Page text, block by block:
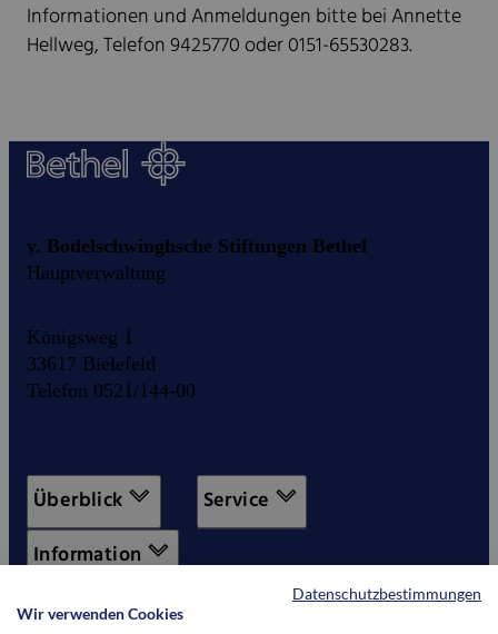
Informationen und Anmeldungen bitte bei Annette
Hellweg, Telefon 9425770 oder 0151-65530283.
v. Bodelschwinghsche Stiftungen Bethel
Hauptverwaltung
Königsweg 1
33617 Bielefeld
Telefon 0521/144-00
Überblick
Service
Information
Datenschutzbestimmungen
Wir verwenden Cookies